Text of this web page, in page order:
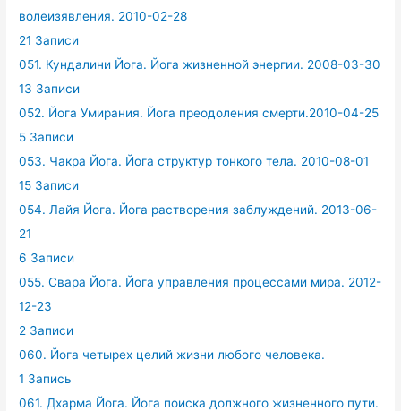
волеизявления. 2010-02-28
21 Записи
051. Кундалини Йога. Йога жизненной энергии. 2008-03-30
13 Записи
052. Йога Умирания. Йога преодоления смерти.2010-04-25
5 Записи
053. Чакра Йога. Йога структур тонкого тела. 2010-08-01
15 Записи
054. Лайя Йога. Йога растворения заблуждений. 2013-06-
21
6 Записи
055. Свара Йога. Йога управления процессами мира. 2012-
12-23
2 Записи
060. Йога четырех целий жизни любого человека.
1 Запись
061. Дхарма Йога. Йога поиска должного жизненного пути.